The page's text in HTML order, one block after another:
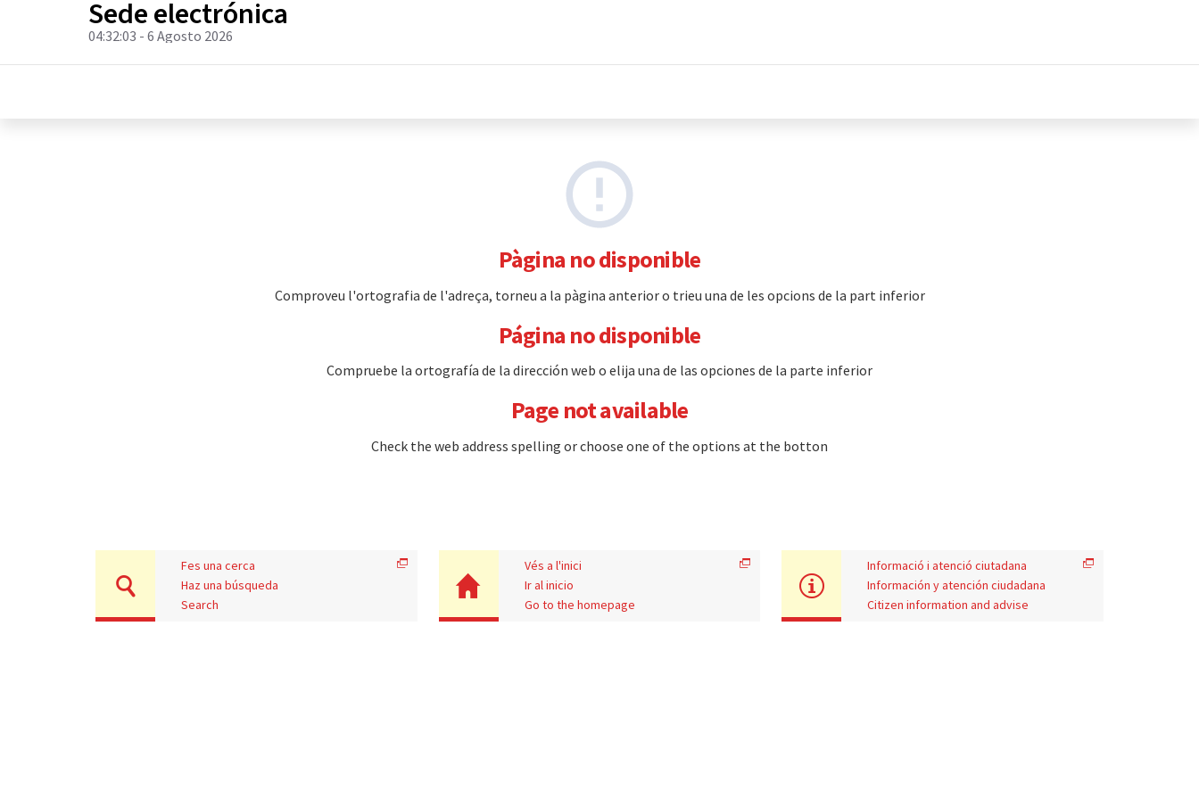
Sede electrónica
04:32:03 - 6 Agosto 2026
Pàgina no disponible
Comproveu l'ortografia de l'adreça, torneu a la pàgina anterior o trieu una de les opcions de la part inferior
Página no disponible
Compruebe la ortografía de la dirección web o elija una de las opciones de la parte inferior
Page not available
Check the web address spelling or choose one of the options at the botton
Fes una cerca
Haz una búsqueda
Search
Vés a l'inici
Ir al inicio
Go to the homepage
Informació i atenció ciutadana
Información y atención ciudadana
Citizen information and advise